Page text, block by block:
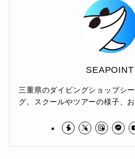
SEAPOINT
三重県のダイビングショップシ
グ。スクールやツアーの様子、お